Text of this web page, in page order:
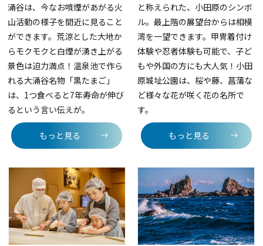
涌谷は、今なお噴煙があがる火
山活動の様子を間近に見ること
ができます。荒涼とした大地か
らモクモクと白煙が湧き上がる
景色は迫力満点！温泉池で作ら
れる大涌谷名物「黒たまご」
は、1つ食べると7年寿命が伸び
るという言い伝えが。
もっと見る
と称えられた、小田原のシンボ
ル。最上階の展望台からは相模
湾を一望できます。甲冑着付け
体験や忍者体験も可能で、子ど
もや外国の方にも大人気！小田
原城址公園は、桜や藤、菖蒲な
ど様々な花が咲く花の名所で
す。
もっと見る